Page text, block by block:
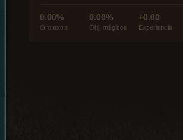
0.00%
Oro extra
0.00%
Obj. mágicos
+0.00
Experiencia